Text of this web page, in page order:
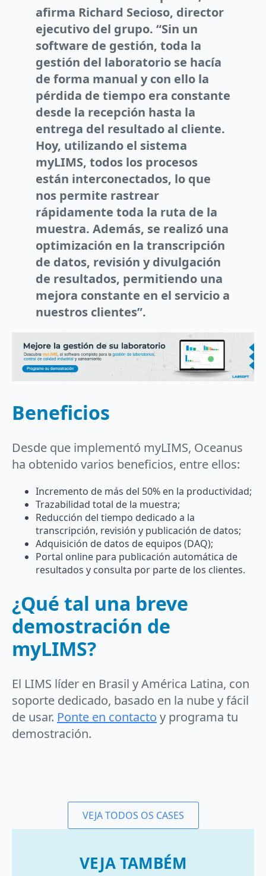
afirma Richard Secioso, director
ejecutivo del grupo. “Sin un
software de gestión, toda la
gestión del laboratorio se hacía
de forma manual y con ello la
pérdida de tiempo era constante
desde la recepción hasta la
entrega del resultado al cliente.
Hoy, utilizando el sistema
myLIMS, todos los procesos
están interconectados, lo que
nos permite rastrear
rápidamente toda la ruta de la
muestra. Además, se realizó una
optimización en la transcripción
de datos, revisión y divulgación
de resultados, permitiendo una
mejora constante en el servicio a
nuestros clientes”.
Beneficios
Desde que implementó myLIMS, Oceanus
ha obtenido varios beneficios, entre ellos:
Incremento de más del 50% en la productividad;
Trazabilidad total de la muestra;
Reducción del tiempo dedicado a la
transcripción, revisión y publicación de datos;
Adquisición de datos de equipos (DAQ);
Portal online para publicación automática de
resultados y consulta por parte de los clientes.
¿Qué tal una breve
demostración de
myLIMS?
El LIMS líder en Brasil y América Latina, con
soporte dedicado, basado en la nube y fácil
de usar. Ponte en contacto y programa tu
demostración.
VEJA TODOS OS CASES
VEJA TAMBÉM